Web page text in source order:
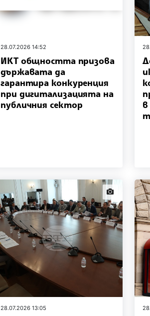
28.07.2026 14:52
ИКТ общността призова
държавата да
гарантира конкуренция
при дигитализацията на
публичния сектор
news.images
28.07.2026 13:05